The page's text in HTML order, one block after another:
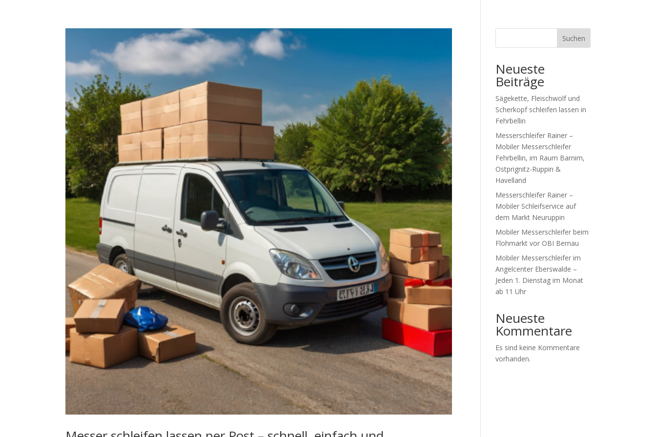
Suchen
Neueste
Beiträge
Sägekette, Fleischwolf und
Scherkopf schleifen lassen in
Fehrbellin
Messerschleifer Rainer –
Mobiler Messerschleifer
Fehrbellin, im Raum Barnim,
Ostprignitz-Ruppin &
Havelland
Messerschleifer Rainer –
Mobiler Schleifservice auf
dem Markt Neuruppin
Mobiler Messerschleifer beim
Flohmarkt vor OBI Bernau
Mobiler Messerschleifer im
Angelcenter Eberswalde –
Jeden 1. Dienstag im Monat
ab 11 Uhr
Neueste
Kommentare
Es sind keine Kommentare
vorhanden.